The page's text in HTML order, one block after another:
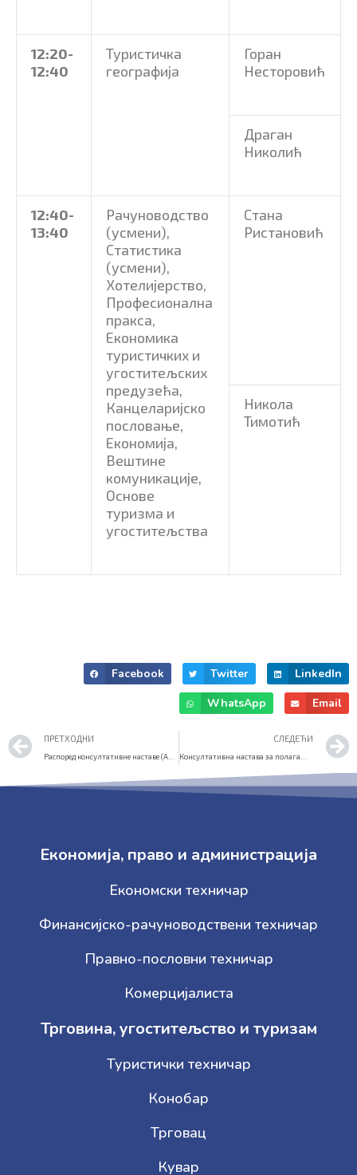
12:20-
12:40
Туристичка
географија
Горан
Несторовић
Драган
Николић
12:40-
13:40
Рачуноводство
(усмени),
Статистика
(усмени),
Хотелијерство,
Професионална
пракса,
Економика
туристичких и
угоститељских
предузећа,
Канцеларијско
пословање,
Економија,
Вештине
комуникације,
Основе
туризма и
угоститељства
Стана
Ристановић
Никола
Тимотић
Facebook Twitter
LinkedIn
WhatsApp
Email
Prev
ПРЕТХОДНИ СЛЕДЕЋИ
Економија, право и администрација
Економски техничар
Финансијско-рачуноводствени техничар
Правно-пословни техничар
Комерцијалиста
Трговина, угоститељство и туризам
Туристички техничар
Конобар
Трговац
Кувар